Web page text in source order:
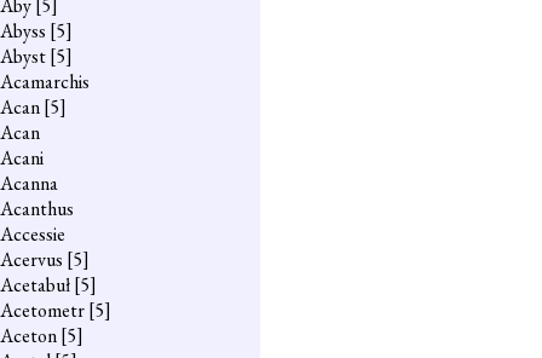
Aby[5]
Abyss [5]
Abyst[5]
Acamarchis
Acan[5]
Acan
Acani
Acanna
Acanthus
Accessie
Acervus [5]
Acetabuł[5]
Acetometr[5]
Aceton[5]